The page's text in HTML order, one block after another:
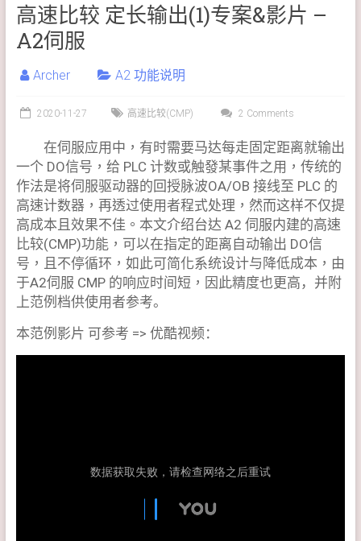
高速比较 定长输出(1)专案&影片 –
A2伺服
Archer A2 功能说明
2020-11-27 高速比较(CMP) 2 Comments
在伺服应用中，有时需要马达每走固定距离就输出
一个 DO信号，给 PLC 计数或触發某事件之用，传统的
作法是将伺服驱动器的回授脉波OA/OB 接线至 PLC 的
高速计数器，再透过使用者程式处理，然而这样不仅提
高成本且效果不佳。 本文介绍台达 A2 伺服内建的高速
比较(CMP)功能，可以在指定的距离自动输出 DO信
号，且不停循环，如此可简化系统设计与降低成本，由
于A2伺服 CMP 的响应时间短，因此精度也更高 ， 并附
上范例档供使用者参考。
本范例影片 可参考 => 优酷视频：